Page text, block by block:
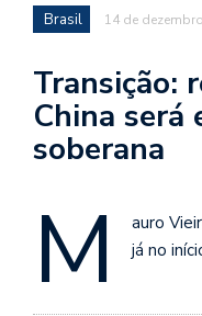
Brasil 14 de
Transição:
China será
soberana
M
auro
já no